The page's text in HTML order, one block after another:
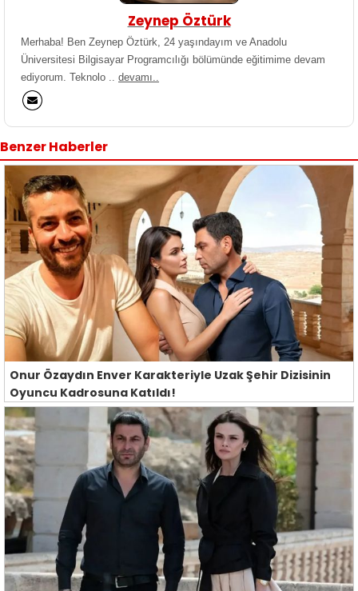
Zeynep Öztürk
Merhaba! Ben Zeynep Öztürk, 24 yaşındayım ve Anadolu
Üniversitesi Bilgisayar Programcılığı bölümünde eğitimime devam
ediyorum. Teknolo .. devamı..
Benzer Haberler
Onur Özaydın Enver Karakteriyle Uzak Şehir Dizisinin
Oyuncu Kadrosuna Katıldı!